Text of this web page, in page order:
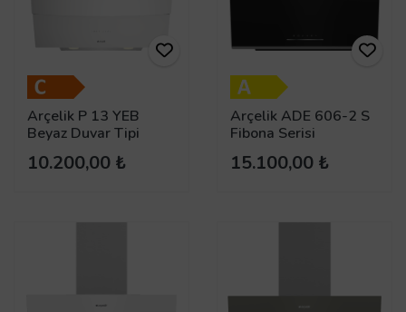
Arçelik P 13 YEB
Beyaz Duvar Tipi
10.200,00 ₺
Arçelik ADE 606-2 S
Fibona Serisi
Davlumbaz
15.100,00 ₺